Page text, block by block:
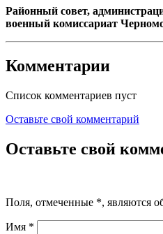
Районный совет,
военный комиссариат
Комментарии
Список комментариев пуст
Оставьте свой комментарий
Оставьте свой
Поля, отмеченные *, являются
Имя *